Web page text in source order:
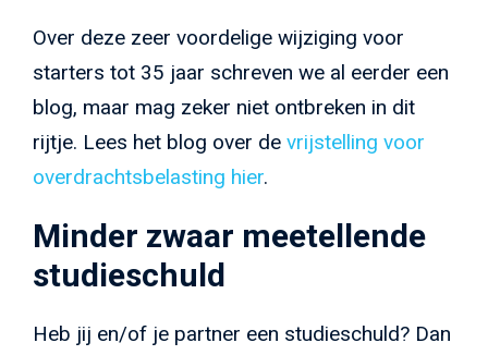
Over deze zeer voordelige wijziging voor
starters tot 35 jaar schreven we al eerder een
blog, maar mag zeker niet ontbreken in dit
rijtje. Lees het blog over de vrijstelling voor
overdrachtsbelasting hier.
Minder zwaar meetellende
studieschuld
Heb jij en/of je partner een studieschuld? Dan